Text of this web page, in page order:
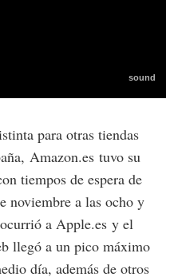
para otras tiendas
Amazon.es tuvo su
tiempos de espera de
noviembre a las ocho y
a Apple.es y el
llegó a un pico máximo
día, además de otros